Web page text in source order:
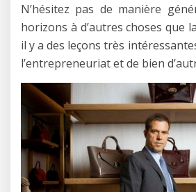
N’hésitez pas de manière
horizons à d’autres choses que
il y a des leçons très
l’entrepreneuriat et de bien